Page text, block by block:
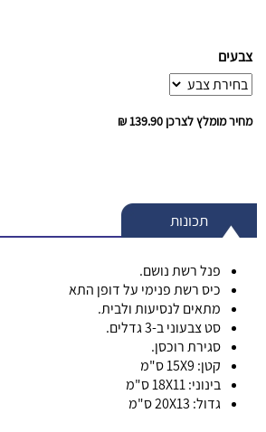
צבעים
מחיר מומלץ לצרכן 139.90 ₪
תכונות
פנל רשת נושם.
כיס רשת פנימי על דופן התא
מתאים לנסיעות ולבית.
סט צבעוני ב-3 גדלים.
סגירת רוכסן.
קטן: 15X9 ס"מ
בינוני: 18X11 ס"מ
גדול: 20X13 ס"מ